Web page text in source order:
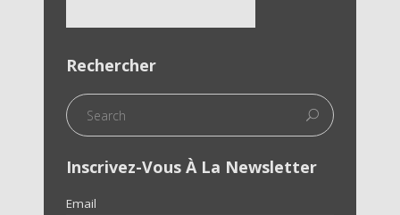
Rechercher
Inscrivez-Vous À La Newsletter
Email